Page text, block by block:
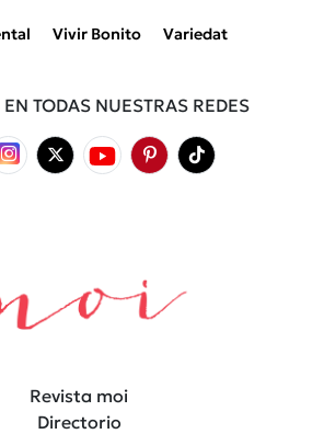
Vivir Bonito Variedat
TODAS NUESTRAS REDES
Revista moi
Directorio